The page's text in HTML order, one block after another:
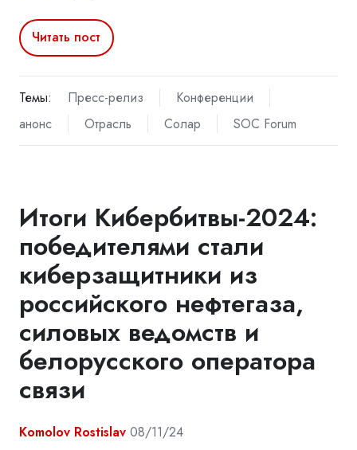
Читать пост
Темы: Пресс-релиз
Конференции
анонс
Отрасль Солар SOC Forum
Итоги Кибербитвы-2024:
победителями стали
киберзащитники из
российского нефтегаза,
силовых ведомств и
белорусского оператора
связи
Komolov Rostislav 08/11/24